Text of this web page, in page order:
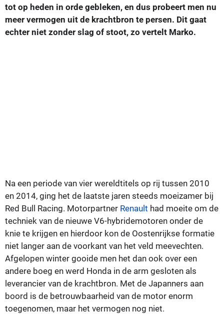
tot op heden in orde gebleken, en dus probeert men nu
meer vermogen uit de krachtbron te persen. Dit gaat
echter niet zonder slag of stoot, zo vertelt Marko.
Na een periode van vier wereldtitels op rij tussen 2010
en 2014, ging het de laatste jaren steeds moeizamer bij
Red Bull Racing. Motorpartner Renault had moeite om de
techniek van de nieuwe V6-hybridemotoren onder de
knie te krijgen en hierdoor kon de Oostenrijkse formatie
niet langer aan de voorkant van het veld meevechten.
Afgelopen winter gooide men het dan ook over een
andere boeg en werd Honda in de arm gesloten als
leverancier van de krachtbron. Met de Japanners aan
boord is de betrouwbaarheid van de motor enorm
toegenomen, maar het vermogen nog niet.